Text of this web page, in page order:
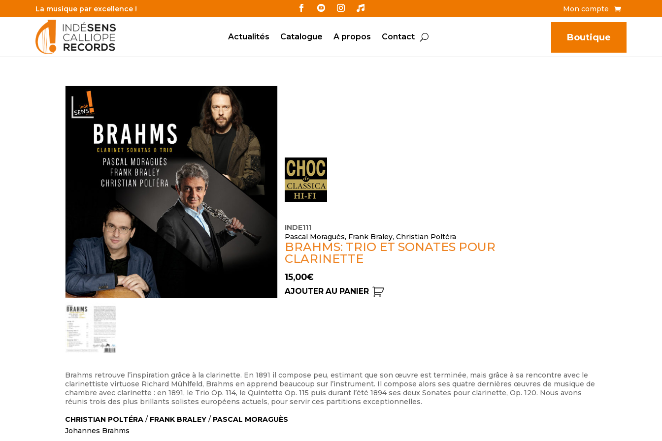
La musique par excellence ! Mon compte
Actualités Catalogue A propos Contact Boutique
INDE111
Pascal Moraguès, Frank Braley, Christian Poltéra
BRAHMS: TRIO ET SONATES POUR
CLARINETTE
15,00€
AJOUTER AU PANIER
Brahms retrouve l’inspiration grâce à la clarinette. En 1891 il compose peu, estimant que son œuvre est terminée, mais grâce à sa rencontre avec le
clarinettiste virtuose Richard Mühlfeld, Brahms en apprend beaucoup sur l’instrument. Il compose alors ses quatre dernières œuvres de musique de
chambre avec clarinette : en 1891, le Trio Op. 114, le Quintette Op. 115 puis durant l’été 1894 ses deux Sonates pour clarinette, Op. 120. Nous avons
réunis trois des plus brillants solistes européens actuels, pour servir ces partitions exceptionnelles.
CHRISTIAN POLTÉRA / FRANK BRALEY / PASCAL MORAGUÈS
Johannes Brahms